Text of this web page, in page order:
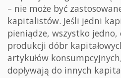
– nie może być
kapitalistów. Jeśli jedni
pieniądze, wszystko jedno,
produkcji dóbr
artykułów
dopływają do innych